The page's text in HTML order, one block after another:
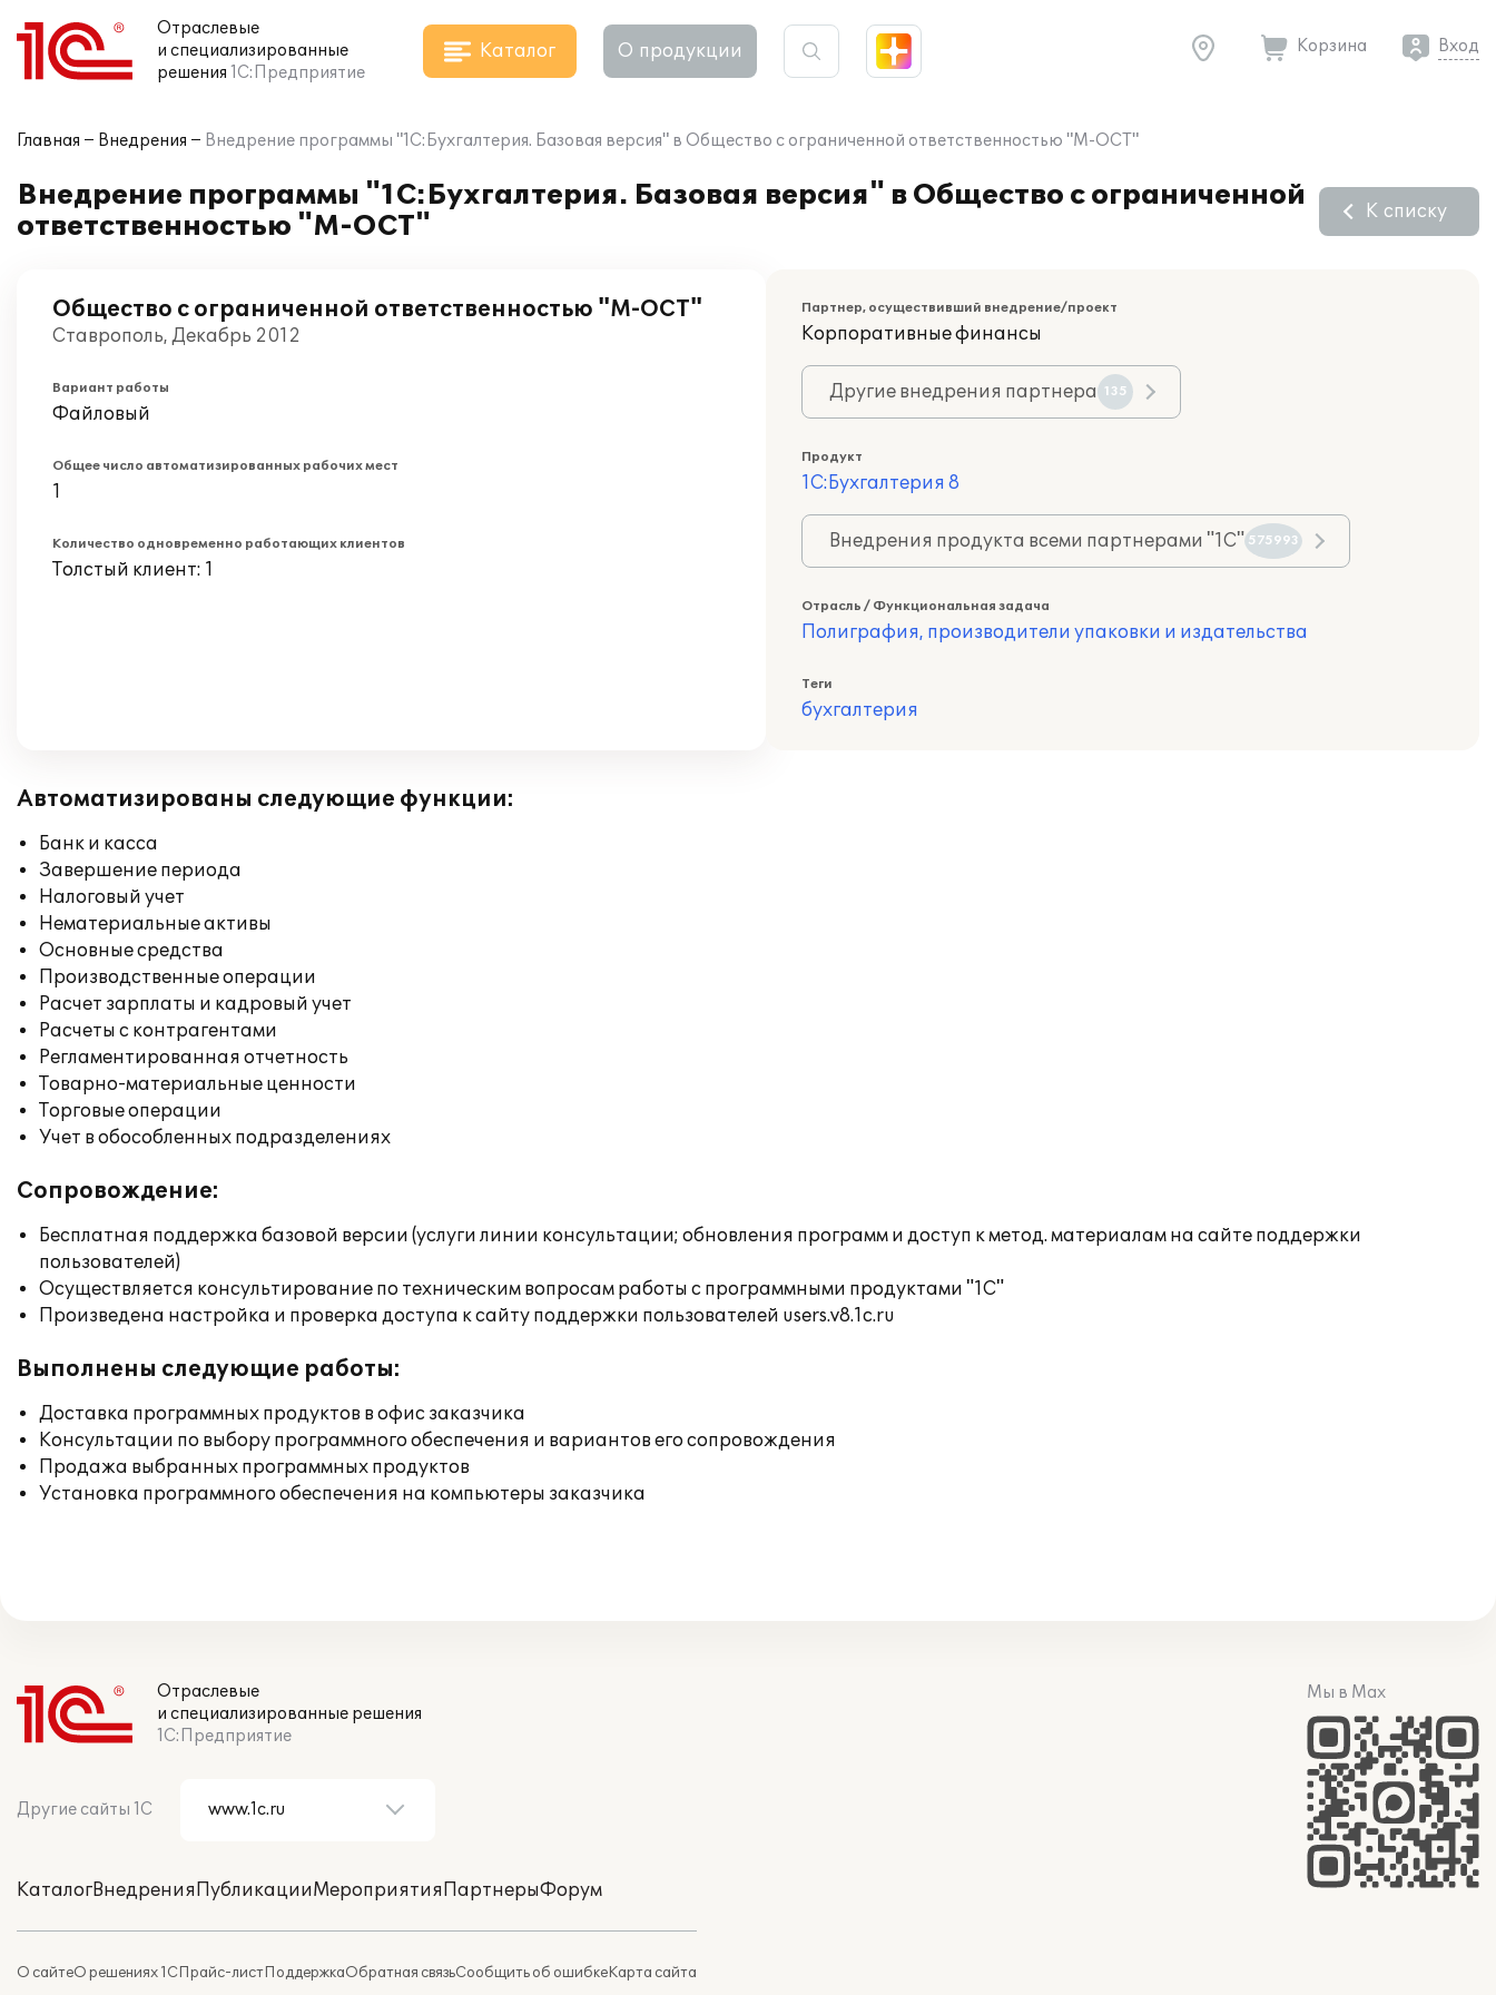
Отраслевые
и специализированные
решения 1С:Предприятие
Каталог О продукции Корзина Вход
Главная Внедрения Внедрение программы "1С:Бухгалтерия. Базовая версия" в Общество с ограниченной ответственностью "М-ОСТ"
Внедрение программы "1С:Бухгалтерия. Базовая версия" в Общество с ограниченной
ответственностью "М-ОСТ"
К списку
Общество с ограниченной ответственностью "М-ОСТ"
Ставрополь, Декабрь 2012
Вариант работы
Файловый
Общее число автоматизированных рабочих мест
1
Количество одновременно работающих клиентов
Толстый клиент: 1
Партнер, осуществивший внедрение/проект
Корпоративные финансы
Другие внедрения партнера 135
Продукт
1С:Бухгалтерия 8
Внедрения продукта всеми партнерами "1С" 575993
Отрасль / Функциональная задача
Полиграфия, производители упаковки и издательства
Теги
бухгалтерия
Автоматизированы следующие функции:
Банк и касса
Завершение периода
Налоговый учет
Нематериальные активы
Основные средства
Производственные операции
Расчет зарплаты и кадровый учет
Расчеты с контрагентами
Регламентированная отчетность
Товарно-материальные ценности
Торговые операции
Учет в обособленных подразделениях
Сопровождение:
Бесплатная поддержка базовой версии (услуги линии консультации; обновления программ и доступ к метод. материалам на сайте поддержки
пользователей)
Осуществляется консультирование по техническим вопросам работы с программными продуктами "1С"
Произведена настройка и проверка доступа к сайту поддержки пользователей users.v8.1c.ru
Выполнены следующие работы:
Доставка программных продуктов в офис заказчика
Консультации по выбору программного обеспечения и вариантов его сопровождения
Продажа выбранных программных продуктов
Установка программного обеспечения на компьютеры заказчика
Отраслевые
и специализированные решения
1С:Предприятие
Другие сайты 1С
КаталогВнедренияПубликацииМероприятияПартнерыФорум
О сайтеО решениях 1СПрайс-листПоддержкаОбратная связьСообщить об ошибкеКарта сайта
Мы в Max